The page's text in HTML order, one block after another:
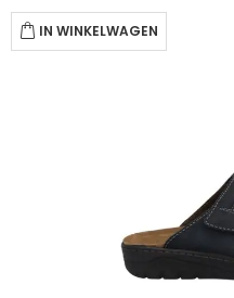
IN WINKELWAGEN